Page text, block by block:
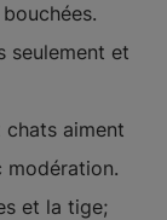
seulement et
chats aiment
modération.
et la tige;